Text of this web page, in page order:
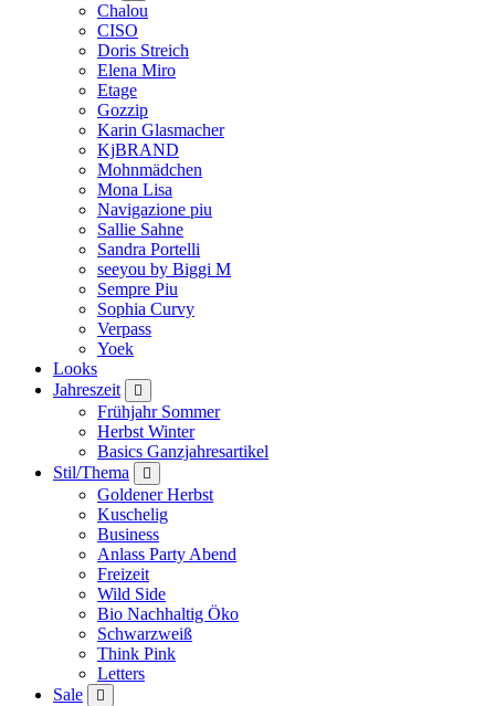
Chalou
CISO
Doris Streich
Elena Miro
Etage
Gozzip
Karin Glasmacher
KjBRAND
Mohnmädchen
Mona Lisa
Navigazione piu
Sallie Sahne
Sandra Portelli
seeyou by Biggi M
Sempre Piu
Sophia Curvy
Verpass
Yoek
Looks
Jahreszeit
Frühjahr Sommer
Herbst Winter
Basics Ganzjahresartikel
Stil/Thema
Goldener Herbst
Kuschelig
Business
Anlass Party Abend
Freizeit
Wild Side
Bio Nachhaltig Öko
Schwarzweiß
Think Pink
Letters
Sale